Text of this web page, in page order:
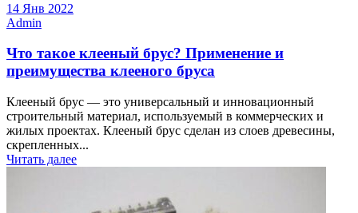
14 Янв 2022
Admin
Что такое клееный брус? Применение и
преимущества клееного бруса
Клееный брус — это универсальный и инновационный
строительный материал, используемый в коммерческих и
жилых проектах. Клееный брус сделан из слоев древесины,
скрепленных...
Читать далее